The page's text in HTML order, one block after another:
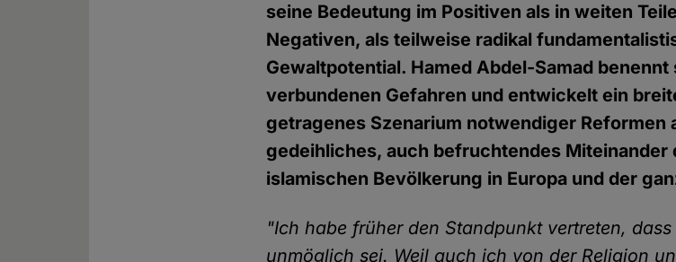
seine Bedeutung im Positiven als in weiten
Negativen, als teilweise radikal
Gewaltpotential. Hamed Abdel-Samad
verbundenen Gefahren und entwickelt ein
getragenes Szenarium notwendiger Reformen
gedeihliches, auch befruchtendes Miteinander
islamischen Bevölkerung in Europa und der
"Ich habe früher den Standpunkt vertreten, dass
unmöglich sei. Weil auch ich von der Religion